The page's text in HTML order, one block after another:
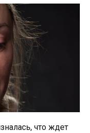
что ждет